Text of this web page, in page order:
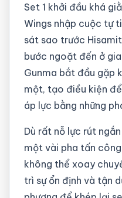
Set 1 khởi đầu khá
Wings nhập cuộc tự
sát sao trước
bước ngoặt đến ở
Gunma bắt đầu gặp
một, tạo điều kiện
áp lực bằng những
Dù rất nỗ lực rút
một vài pha tấn
không thể xoay
trì sự ổn định và tận